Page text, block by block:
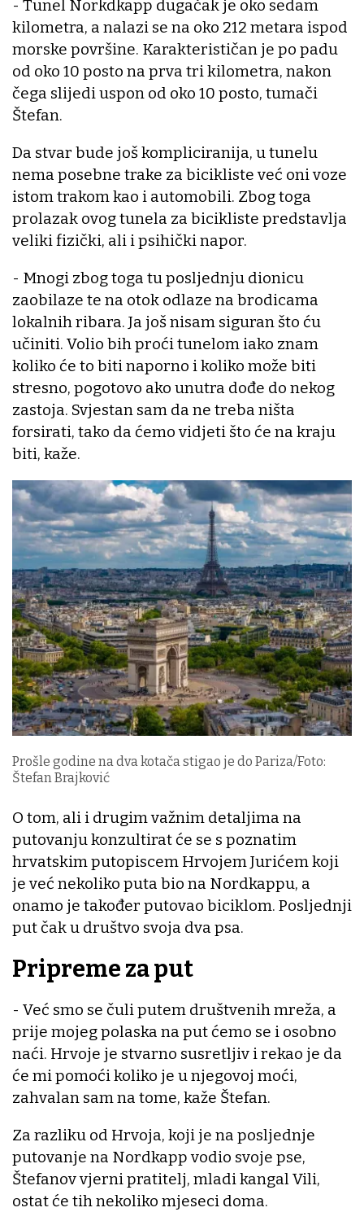
- Tunel Norkdkapp dugačak je oko sedam
kilometra, a nalazi se na oko 212 metara ispod
morske površine. Karakterističan je po padu
od oko 10 posto na prva tri kilometra, nakon
čega slijedi uspon od oko 10 posto, tumači
Štefan.
Da stvar bude još kompliciranija, u tunelu
nema posebne trake za bicikliste već oni voze
istom trakom kao i automobili. Zbog toga
prolazak ovog tunela za bicikliste predstavlja
veliki fizički, ali i psihički napor.
- Mnogi zbog toga tu posljednju dionicu
zaobilaze te na otok odlaze na brodicama
lokalnih ribara. Ja još nisam siguran što ću
učiniti. Volio bih proći tunelom iako znam
koliko će to biti naporno i koliko može biti
stresno, pogotovo ako unutra dođe do nekog
zastoja. Svjestan sam da ne treba ništa
forsirati, tako da ćemo vidjeti što će na kraju
biti, kaže.
Prošle godine na dva kotača stigao je do Pariza/Foto:
Štefan Brajković
O tom, ali i drugim važnim detaljima na
putovanju konzultirat će se s poznatim
hrvatskim putopiscem Hrvojem Jurićem koji
je već nekoliko puta bio na Nordkappu, a
onamo je također putovao biciklom. Posljednji
put čak u društvo svoja dva psa.
Pripreme za put
- Već smo se čuli putem društvenih mreža, a
prije mojeg polaska na put ćemo se i osobno
naći. Hrvoje je stvarno susretljiv i rekao je da
će mi pomoći koliko je u njegovoj moći,
zahvalan sam na tome, kaže Štefan.
Za razliku od Hrvoja, koji je na posljednje
putovanje na Nordkapp vodio svoje pse,
Štefanov vjerni pratitelj, mladi kangal Vili,
ostat će tih nekoliko mjeseci doma.